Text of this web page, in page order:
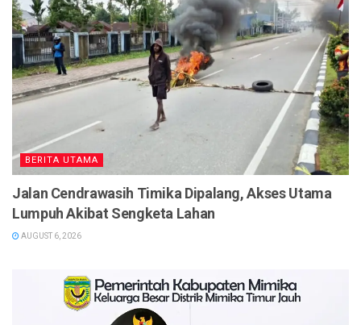
BERITA UTAMA
Jalan Cendrawasih Timika Dipalang, Akses Utama
Lumpuh Akibat Sengketa Lahan
AUGUST 6, 2026